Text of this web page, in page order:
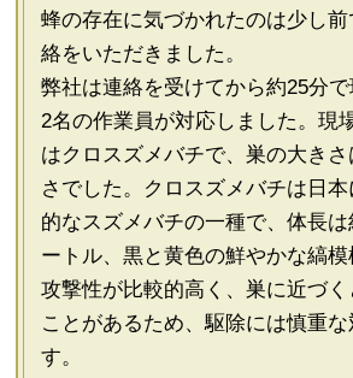
蜂の存在に気づかれたのは少し
絡をいただきました。
弊社は連絡を受けてから約25分で
2名の作業員が対応しました。現
はクロスズメバチで、巣の大き
さでした。クロスズメバチは日
的なスズメバチの一種で、体長は
ートル、黒と黄色の鮮やかな縞模
攻撃性が比較的高く、巣に近づ
ことがあるため、駆除には慎重
す。